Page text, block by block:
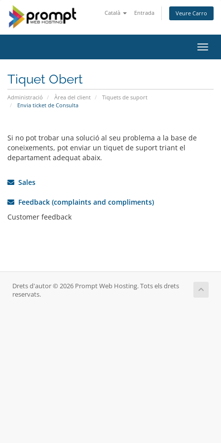
Català Entrada Veure Carro
la
Tiquet Obert
Administració Àrea del client
Tiquets de suport
Envia ticket de Consulta
Si no pot trobar una solució al seu problema a la base de
coneixements, pot enviar un tiquet de suport triant el
departament adequat abaix.
Sales
Feedback (complaints and compliments)
Customer feedback
Drets d'autor © 2026 Prompt Web Hosting. Tots els drets
reservats.